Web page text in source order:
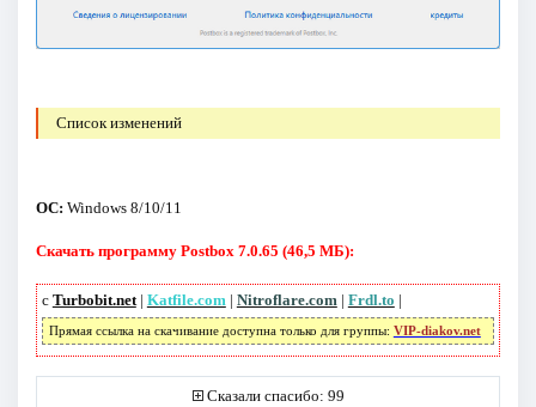
Список изменений
ОС: Windows 8/10/11
Скачать программу Postbox 7.0.65 (46,5 МБ):
с Turbobit.net| Katfile.com | Nitroflare.com | Frdl.to |
Прямая ссылка на скачивание доступна только для группы: VIP-diakov.net
Сказали спасибо: 99